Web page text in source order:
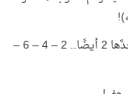
تأمّل هذه المتوالية الحسابية التي أساسها 2 وحدَّها 2 أيضًا.. 2 – 4 – 6 –